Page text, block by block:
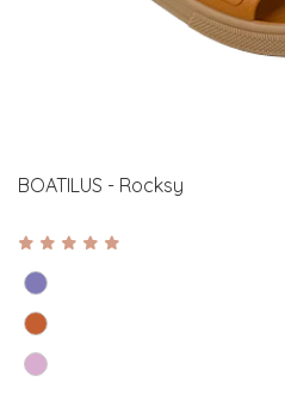
BOATILUS - Rocksy